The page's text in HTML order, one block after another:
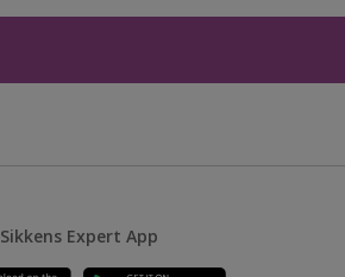
Sikkens Expert App